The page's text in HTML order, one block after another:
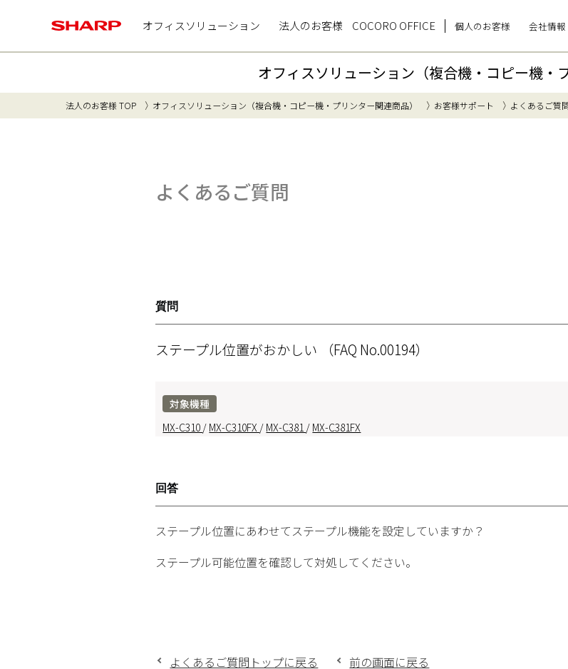
オフィスソリューション 法人のお客様 COCORO OFFICE 個人のお客様 会社情報
オフィスソリューション（複合機・コピー機・
法人のお客様 TOP オフィスソリューション（複合機・コピー機・プリンター関連商品） お客様サポート よくあるご質
よくあるご質問
質問
ステープル位置がおかしい （FAQ No.00194）
対象機種
MX-C310 / MX-C310FX / MX-C381 / MX-C381FX
回答
ステープル位置にあわせてステープル機能を設定していますか？
ステープル可能位置を確認して対処してください。
よくあるご質問トップに戻る 前の画面に戻る